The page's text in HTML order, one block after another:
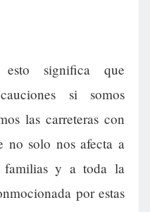
esto significa que
si somos
las carreteras con
solo nos afecta a
familias y a toda la
por estas